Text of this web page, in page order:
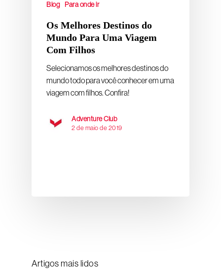
Blog Para onde ir
Os Melhores Destinos do
Mundo Para Uma Viagem
Com Filhos
Selecionamos os melhores destinos do
mundo todo para você conhecer em uma
viagem com filhos. Confira!
Adventure Club
2 de maio de 2019
Artigos mais lidos